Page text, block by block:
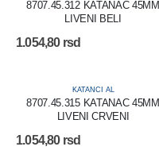
8707.45.312 KATANAC 45MM
LIVENI BELI
1.054,80 rsd
KATANCI AL
8707.45.315 KATANAC 45MM
LIVENI CRVENI
1.054,80 rsd